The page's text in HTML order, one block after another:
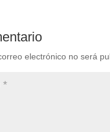
electrónico no será